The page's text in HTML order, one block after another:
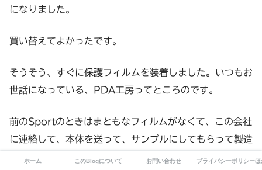
になりました。
買い替えてよかったです。
そうそう、すぐに保護フィルムを装着しました。いつもお
世話になっている、PDA工房ってところのです。
前のSportのときはまともなフィルムがなくて、この会社
に連絡して、本体を送って、サンプルにしてもらって製造
してもらったんでした。41mmはレアだったんですか
ホーム このBlogについて お問い合わせ プライバシーポリシーほ